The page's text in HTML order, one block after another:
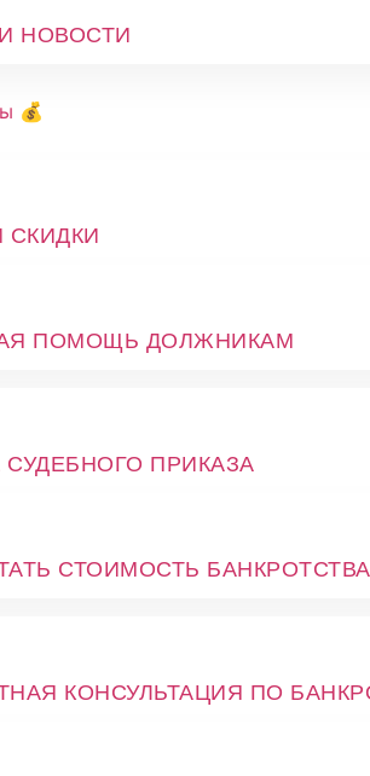
НОВОСТИ
💰
СКИДКИ
ПОМОЩЬ ДОЛЖНИКАМ
ПРИКАЗА
СТОИМОСТЬ БАНКРОТСТВА
КОНСУЛЬТАЦИЯ ПО